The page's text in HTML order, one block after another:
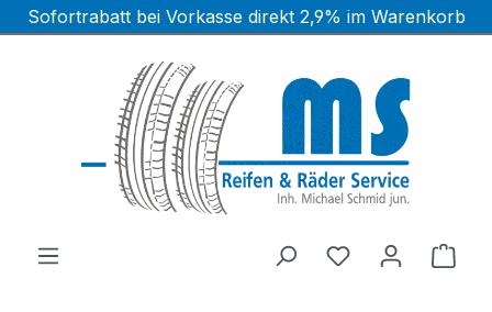
Zum Hauptinhalt springen
Sofortrabatt bei Vorkasse direkt 2,9% im Warenkorb